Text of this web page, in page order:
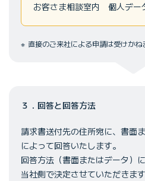
お客さま相談室内 個人デ
直接のご来社による申請は受けかね
３．回答と回答方法
請求書送付先の住所宛に、書面
によって回答いたします。
回答方法（書面またはデータ）
当社側で決定させていただきます